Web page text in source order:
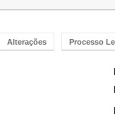
Alterações Processo